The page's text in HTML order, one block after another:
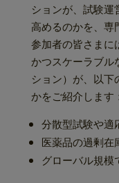
ションが、試験運
高めるのかを、専
参加者の皆さまに
かつスケーラブル
ション）が、以
かをご紹介します
分散型試験や適
医薬品の過剰在
グローバル規